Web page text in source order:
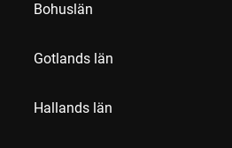
Bohuslän
Gotlands län
Hallands län